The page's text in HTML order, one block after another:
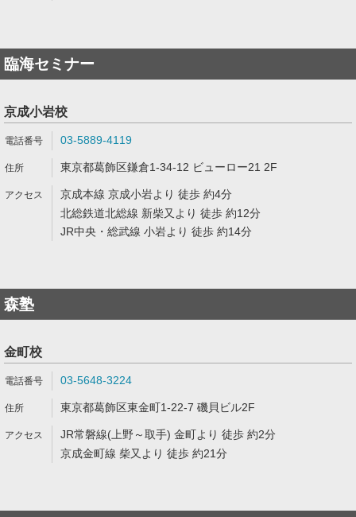
臨海セミナー
京成小岩校
03-5889-4119
東京都葛飾区鎌倉1-34-12 ビューロー21 2F
京成本線 京成小岩より 徒歩 約4分
北総鉄道北総線 新柴又より 徒歩 約12分
JR中央・総武線 小岩より 徒歩 約14分
森塾
金町校
03-5648-3224
東京都葛飾区東金町1-22-7 磯貝ビル2F
JR常磐線(上野～取手) 金町より 徒歩 約2分
京成金町線 柴又より 徒歩 約21分